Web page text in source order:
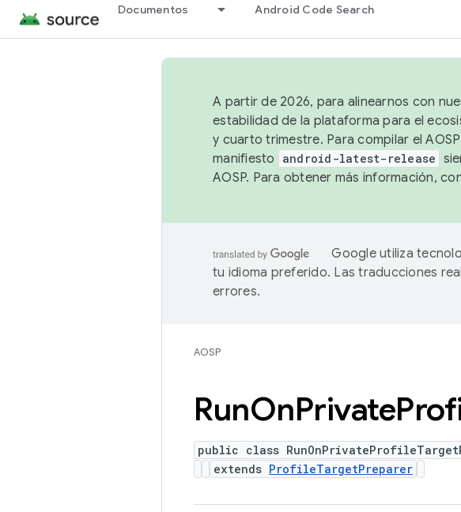
Documentos Android Code Search
A partir de 2026, para alinearnos con
estabilidad de la plataforma para el
y cuarto trimestre. Para compilar el
manifiesto
android-latest-release
AOSP. Para obtener más información,
Google utiliza
tu idioma preferido. Las traducciones
errores.
AOSP
RunOnPrivate
public class
extends ProfileTargetPreparer